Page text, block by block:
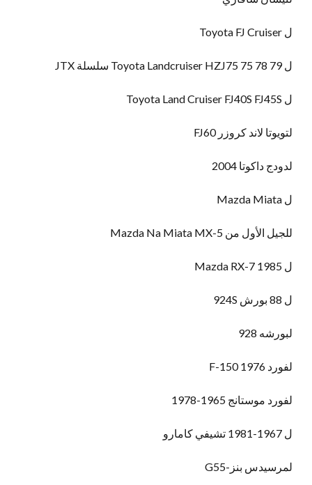
ل Toyota FJ Cruiser
ل Toyota Landcruiser HZJ75 75 78 79 سلسلة JTX
ل Toyota Land Cruiser FJ40S FJ45S
لتويوتا لاند كروزر FJ60
لدودج داكوتا 2004
ل Mazda Miata
للجيل الأول من Mazda Na Miata MX-5
ل Mazda RX-7 1985
ل 88 بورش 924S
لبورشه 928
لفورد F-150 1976
لفورد موستانج 1965-1978
ل 1967-1981 تشيفي كامارو
لمرسيدس بنز-G55